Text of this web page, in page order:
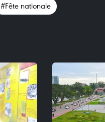
#Fête nationale